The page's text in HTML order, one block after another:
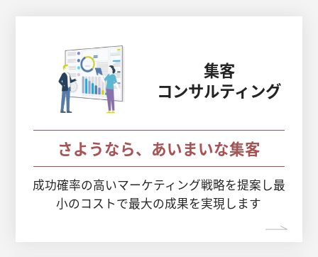
集客
コンサルティング
さようなら、あいまいな集客
成功確率の高いマーケティング戦略を提案し最
小のコストで最大の成果を実現します